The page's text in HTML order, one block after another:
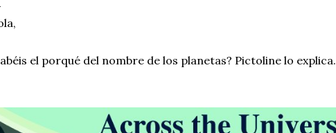
el porqué del nombre de los planetas? Pictoline lo explica.